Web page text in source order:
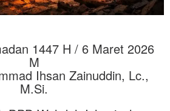
1447 H / 6 Maret 2026
M
Ihsan Zainuddin, Lc.,
M.Si.